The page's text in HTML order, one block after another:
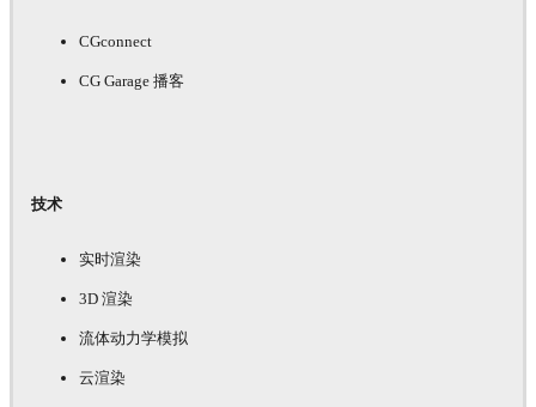
CGconnect
CG Garage 播客
技术
实时渲染
3D 渲染
流体动力学模拟
云渲染